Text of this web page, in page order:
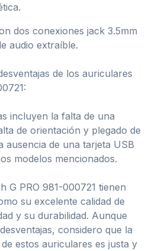
dos conexiones jack 3.5mm
audio extraíble.
de los auriculares
incluyen la falta de una
de orientación y plegado de
ausencia de una tarjeta USB
modelos mencionados.
G PRO 981-000721 tienen
su excelente calidad de
y su durabilidad. Aunque
considero que la
estos auriculares es justa y